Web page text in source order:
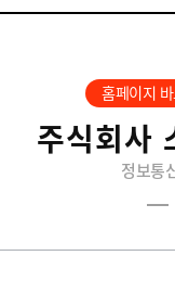
홈페이지
주식회사
정보통